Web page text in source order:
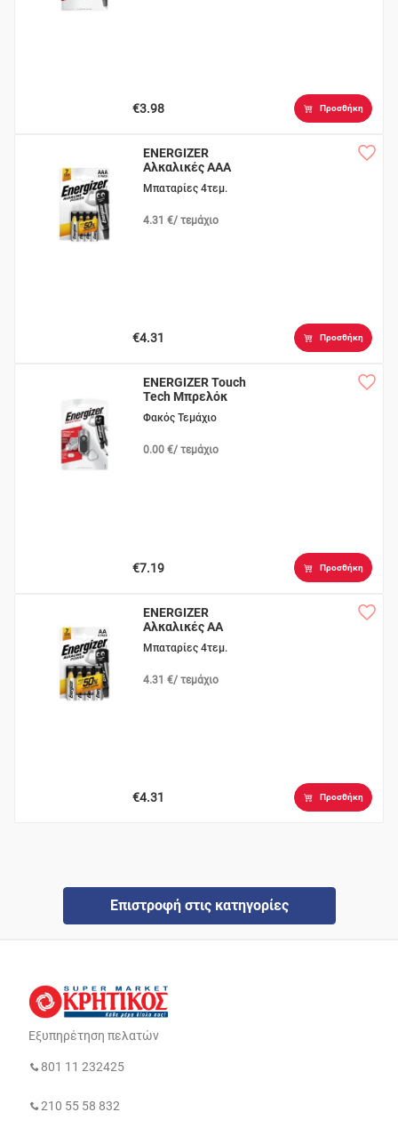
€3.98 Προσθήκη
ENERGIZER
Αλκαλικές ΑΑΑ
Μπαταρίες 4τεμ.
4.31 €/ τεμάχιο
€4.31 Προσθήκη
ENERGIZER Touch
Tech Μπρελόκ
Φακός Τεμάχιο
0.00 €/ τεμάχιο
€7.19 Προσθήκη
ENERGIZER
Αλκαλικές ΑΑ
Μπαταρίες 4τεμ.
4.31 €/ τεμάχιο
€4.31 Προσθήκη
Επιστροφή στις κατηγορίες
Εξυπηρέτηση πελατών
801 11 232425
210 55 58 832